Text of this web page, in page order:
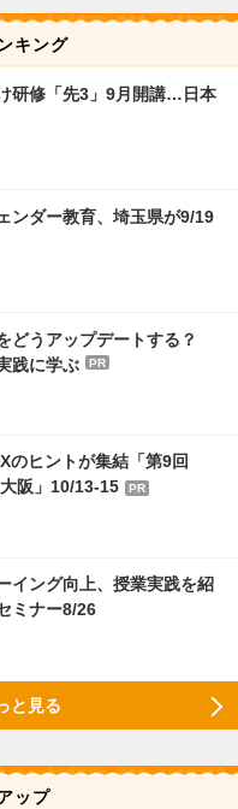
キング
研修「先3」9月開講…日本
ンダー教育、埼玉県が9/19
どうアップデートする？
践に学ぶ
PR
のヒントが集結「第9回
阪」10/13-15
PR
イング向上、授業実践を紹
ミナー8/26
と見る
ップ